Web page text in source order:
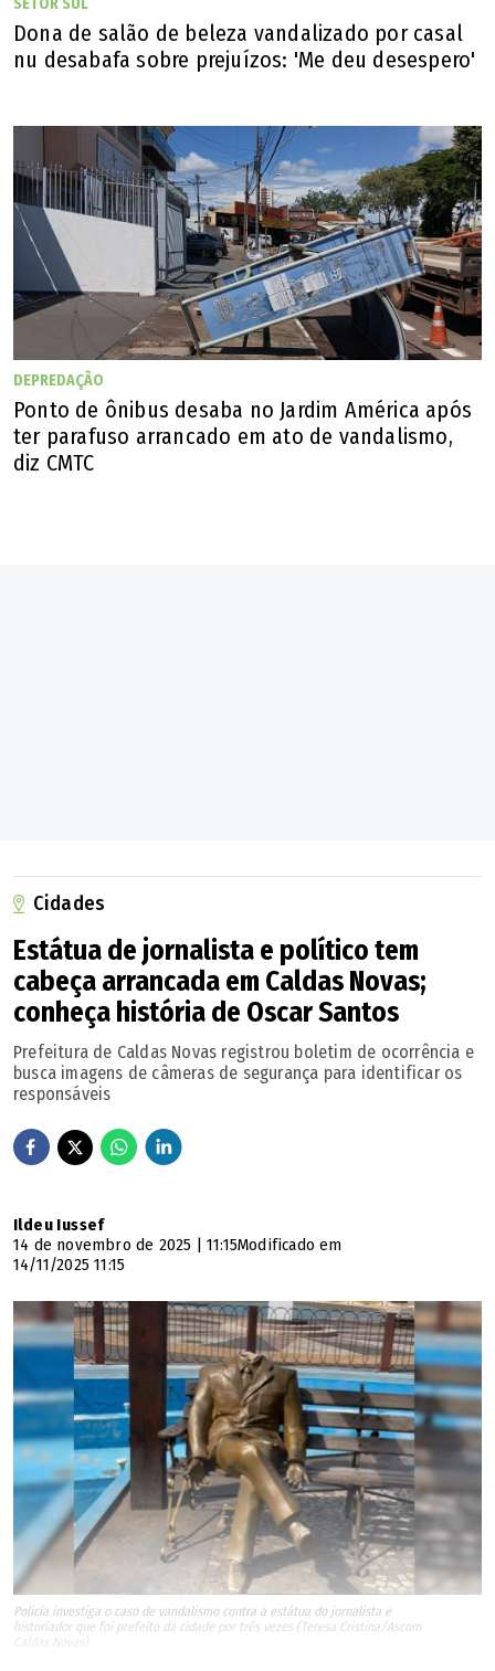
SETOR SUL
Dona de salão de beleza vandalizado por casal
nu desabafa sobre prejuízos: 'Me deu desespero'
DEPREDAÇÃO
Ponto de ônibus desaba no Jardim América após
ter parafuso arrancado em ato de vandalismo,
diz CMTC
Cidades
Estátua de jornalista e político tem
cabeça arrancada em Caldas Novas;
conheça história de Oscar Santos
Prefeitura de Caldas Novas registrou boletim de ocorrência e
busca imagens de câmeras de segurança para identificar os
responsáveis
Ildeu Iussef
14 de novembro de 2025 | 11:15Modificado em
14/11/2025 11:15
Polícia investiga o caso de vandalismo contra a estátua do jornalista e
historiador que foi prefeito da cidade por três vezes (Teresa Cristina/Ascom
Caldas Novas)